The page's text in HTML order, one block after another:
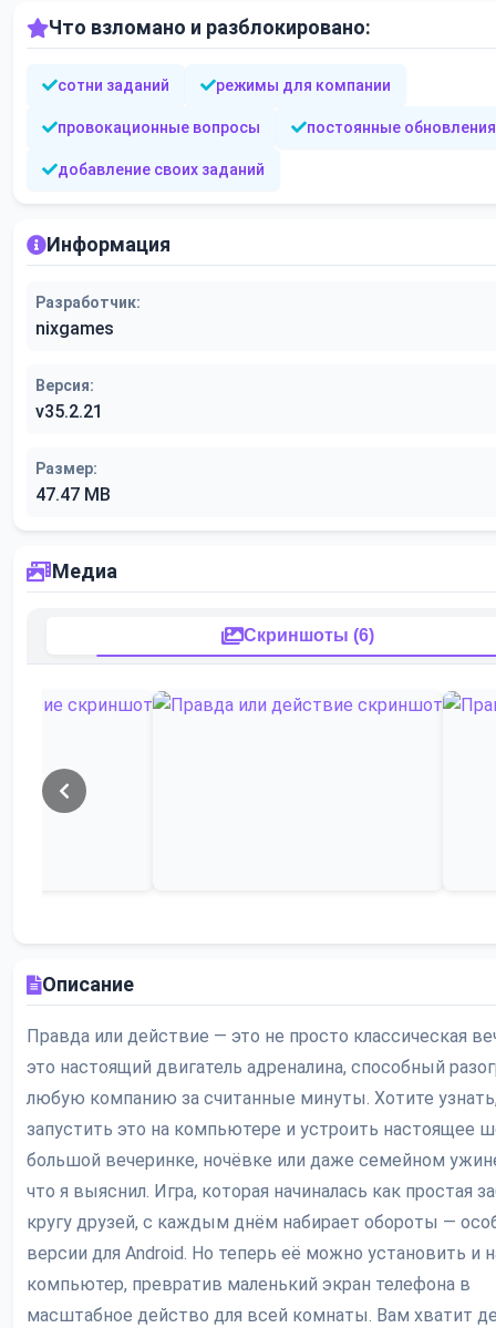
Что взломано и разблокировано:
сотни заданий режимы для компании
провокационные вопросы постоянные обновления
добавление своих заданий
Информация
Разработчик:
nixgames
Версия:
v35.2.21
Размер:
47.47 MB
Медиа
Скриншоты (6)
Описание
Правда или действие — это не просто классическая
это настоящий двигатель адреналина, способный
любую компанию за считанные минуты. Хотите
запустить это на компьютере и устроить настоящее
большой вечеринке, ночёвке или даже семейном
что я выяснил. Игра, которая начиналась как простая
кругу друзей, с каждым днём набирает обороты —
версии для Android. Но теперь её можно установить и
компьютер, превратив маленький экран телефона в
масштабное действо для всей комнаты. Вам хватит